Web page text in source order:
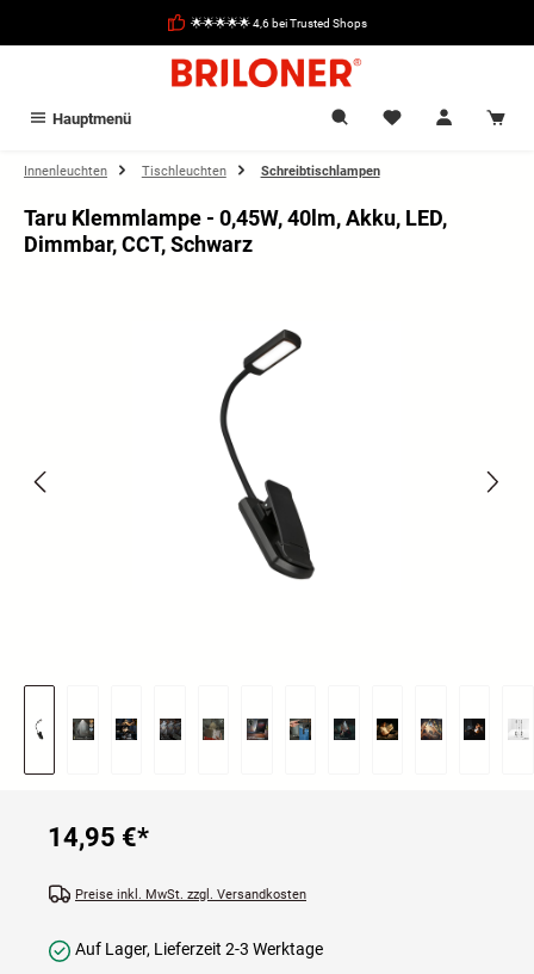
🌟🌟🌟🌟🌟 4,6 bei Trusted Shops
Hauptmenü
Innenleuchten Tischleuchten Schreibtischlampen
Taru Klemmlampe - 0,45W, 40lm, Akku, LED,
Dimmbar, CCT, Schwarz
14,95 €*
Preise inkl. MwSt. zzgl. Versandkosten
Auf Lager, Lieferzeit 2-3 Werktage